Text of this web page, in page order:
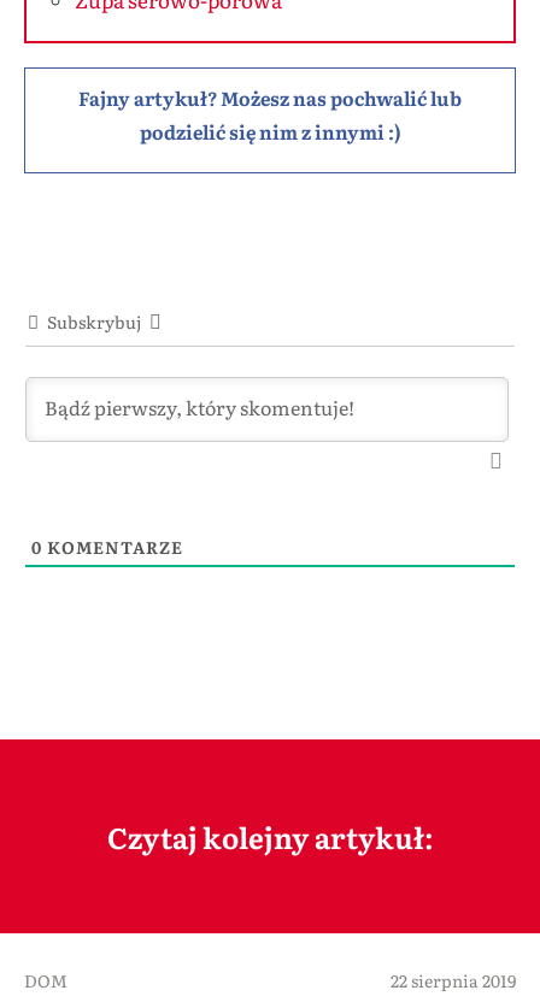
Fajny artykuł? Możesz nas pochwalić lub
podzielić się nim z innymi :)
Subskrybuj
0 KOMENTARZE
Czytaj kolejny artykuł:
DOM 22 sierpnia 2019